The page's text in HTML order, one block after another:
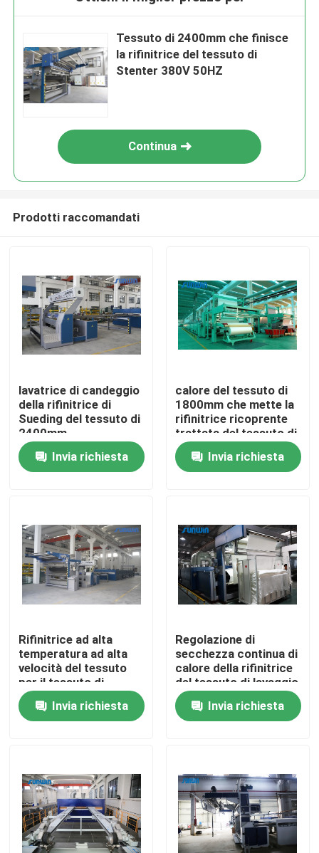
Casa
Contatti
Prodotti
Macchina di Stenter dell'aria calda
Macchina di Stenter del tessuto
Macchina della regolazione di calore del tessuto
Rifinitrice del tessuto
Tessuto di 2400mm che finisce
la rifinitrice del tessuto di
Stenter 380V 50HZ
Continua
Prodotti raccomandati
lavatrice di candeggio
della rifinitrice di
Sueding del tessuto di
2400mm
Invia richiesta
calore del tessuto di
1800mm che mette la
rifinitrice ricoprente
trattata del tessuto di
Stenter
Invia richiesta
Rifinitrice ad alta
temperatura ad alta
velocità del tessuto
per il tessuto di
Bedmattress
Invia richiesta
Regolazione di
secchezza continua di
calore della rifinitrice
del tessuto di lavaggio
di Stenter
Invia richiesta